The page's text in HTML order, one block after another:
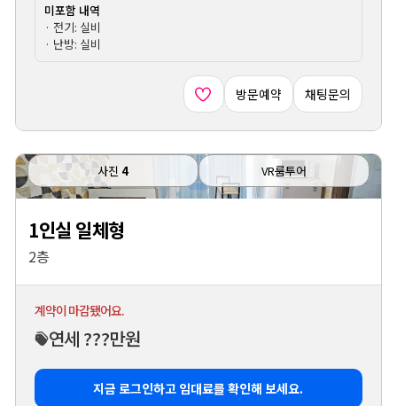
미포함 내역
· 전기: 실비
· 난방: 실비
방문예약 채팅문의
사진 4 VR룸투어
1인실 일체형
2층
계약이 마감됐어요.
연세 ???만원
지금 로그인하고 임대료를 확인해 보세요.